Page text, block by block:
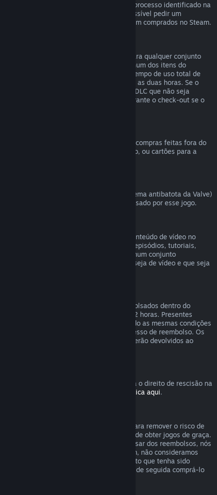
Dentro do período aplicável e através do processo identificado na
, é possível pedir um
reembolso de hardware e acessórios Steam comprados no Steam.
Podes receber um reembolso completo para qualquer conjunto
comprado na Loja Steam, desde que nenhum dos itens do
conjunto tenha sido transferido, e que o tempo de uso total de
todos os itens do conjunto não ultrapasse as duas horas. Se o
conjunto contiver um item de um jogo ou DLC que não seja
reembolsável, o Steam irá informar-te durante o check-out se o
A Valve não pode emitir reembolsos para compras feitas fora do
Steam (como CD Keys, códigos de produto, ou cartões para a
Caso tenhas sido banido pelo VAC (o sistema antibatota da Valve)
num jogo, perdes o direito de ser reembolsado por esse jogo.
Não podemos efetuar reembolsos para conteúdo de vídeo no
Steam (filmes, curtas-metragens, séries, episódios, tutoriais,
etc.), a não ser que o vídeo seja vendido num conjunto
juntamente com outro conteúdo que não seja de vídeo e que seja
Presentes não ativados podem ser reembolsados dentro do
período de reembolso normal de 14 dias/2 horas. Presentes
ativados podem ser reembolsados segundo as mesmas condições
se o recipiente do presente iniciar o processo de reembolso. Os
fundos usados para comprar o presente serão devolvidos ao
Para uma explicação sobre como funciona o direito de rescisão na
clica aqui.
O sistema de reembolsos foi concebido para remover o risco de
compra no Steam – não como uma forma de obter jogos de graça.
Caso se torne aparente que estejas a abusar dos reembolsos, nós
poderemos parar de te oferecê-los. Porém, não consideramos
abuso pedir um reembolso para um produto que tenha sido
comprado logo antes de uma promoção e de seguida comprá-lo